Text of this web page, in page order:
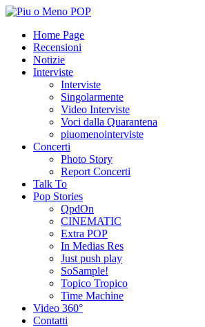
Home Page
Recensioni
Notizie
Interviste
Interviste
Singolarmente
Video Interviste
Voci dalla Quarantena
piuomenointerviste
Concerti
Photo Story
Report Concerti
Talk To
Pop Stories
QpdOn
CINEMATIC
Extra POP
In Medias Res
Just push play
SoSample!
Topico Tropico
Time Machine
Video 360°
Contatti